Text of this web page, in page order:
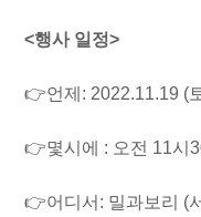
<행사 일정>
👉언제: 2022.11.19 (
👉몇시에 : 오전 11시
👉어디서: 밀과보리 (